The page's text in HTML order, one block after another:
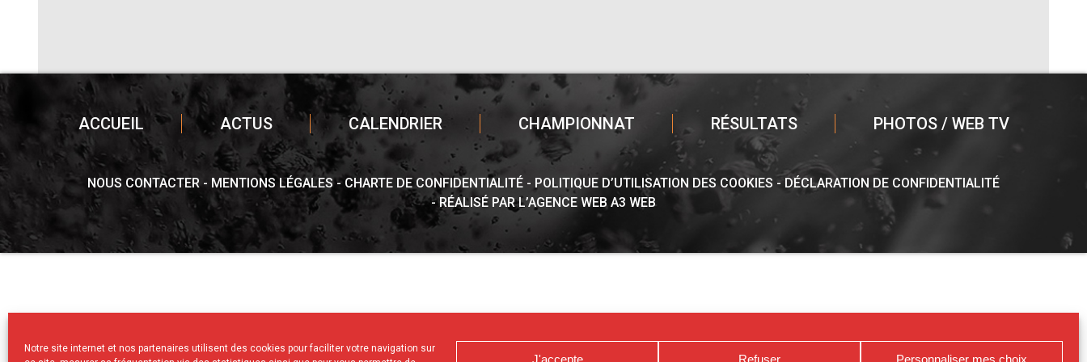
Notre site internet et nos partenaires utilisent des cookies pour faciliter votre navigation sur
J'accepte Refuser Personnaliser mes choix
ACCUEIL ACTUS CALENDRIER CHAMPIONNAT RÉSULTATS PHOTOS / WEB TV
NOUS CONTACTER MENTIONS LÉGALES CHARTE DE CONFIDENTIALITÉ POLITIQUE D’UTILISATION DES COOKIES
DÉCLARATION DE CONFIDENTIALITÉ
RÉALISÉ PAR L’AGENCE WEB A3 WEB